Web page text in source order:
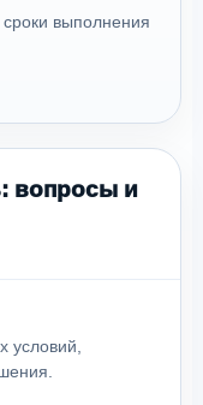
выполнения
вопросы и
условий,